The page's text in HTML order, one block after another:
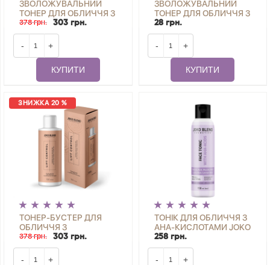
ЗВОЛОЖУВАЛЬНИЙ
ТОНЕР ДЛЯ ОБЛИЧЧЯ З
ГІАЛУРОНОВОЮ
КИСЛОТОЮ AQUA
GLOW JOKO BLEND 150
378 грн. 303 грн.
- +
КУПИТИ
ЗВОЛОЖУВАЛЬНИЙ
ТОНЕР ДЛЯ ОБЛИЧЧЯ З
ГІАЛУРОНОВОЮ
КИСЛОТОЮ AQUA
GLOW JOKO BLEND 2
28 грн.
- +
КУПИТИ
ЗНИЖКА 20 %
ТОНЕР-БУСТЕР ДЛЯ
ОБЛИЧЧЯ З
КОМПЛЕКСОМ
ПЕПТИДІВ LIFT
CONTROL JOKO BLEND
378 грн. 303 грн.
- +
ТОНІК ДЛЯ ОБЛИЧЧЯ З
AHA-КИСЛОТАМИ JOKO
BLEND 150 МЛ
258 грн.
- +